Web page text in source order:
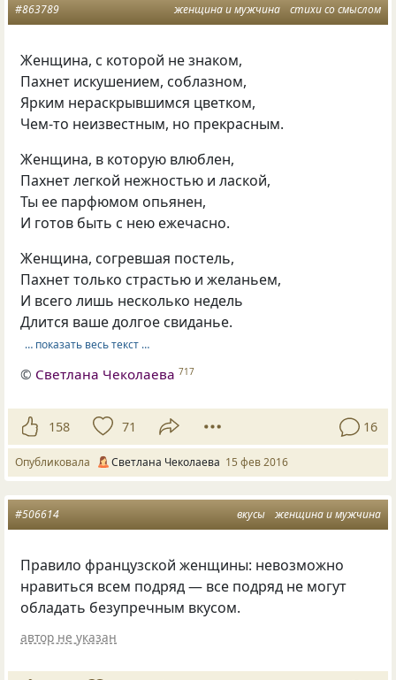
женщина и мужчина стихи со смыслом
#863789
Женщина, с которой не знаком,
Пахнет искушением, соблазном,
Ярким нераскрывшимся цветком,
Чем-то неизвестным, но прекрасным.
Женщина, в которую влюблен,
Пахнет легкой нежностью и лаской,
Ты ее парфюмом опьянен,
И готов быть с нею ежечасно.
Женщина, согревшая постель,
Пахнет только страстью и желаньем,
И всего лишь несколько недель
Длится ваше долгое свиданье.
… показать весь текст …
© Светлана Чеколаева 717
158 71 16
Опубликовала Светлана Чеколаева 15 фев 2016
вкусы женщина и мужчина
#506614
Правило французской женщины: невозможно
нравиться всем подряд — все подряд не могут
обладать безупречным вкусом.
автор не указан